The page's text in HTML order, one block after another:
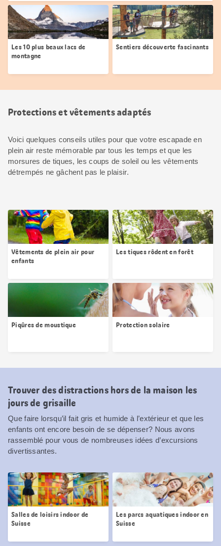
Les 10 plus beaux lacs de
montagne
Sentiers découverte fascinants
Protections et vêtements adaptés
Voici quelques conseils utiles pour que votre escapade en
plein air reste mémorable par tous les temps et que les
morsures de tiques, les coups de soleil ou les vêtements
détrempés ne gâchent pas le plaisir.
Vêtements de plein air pour
enfants
Les tiques rôdent en forêt
Piqûres de moustique Protection solaire
Trouver des distractions hors de la maison les
jours de grisaille
Que faire lorsqu’il fait gris et humide à l’extérieur et que les
enfants ont encore besoin de se dépenser? Nous avons
rassemblé pour vous de nombreuses idées d’excursions
divertissantes.
Salles de loisirs indoor de
Suisse
Les parcs aquatiques indoor en
Suisse